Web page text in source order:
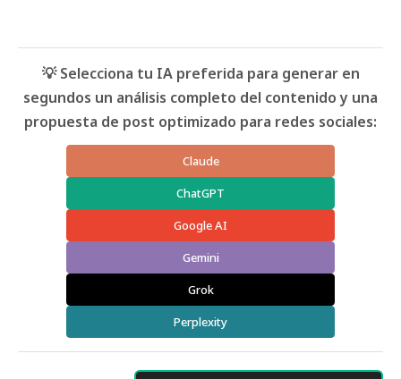
💡 Selecciona tu IA preferida para generar en
segundos un análisis completo del contenido y una
propuesta de post optimizado para redes sociales:
Claude
ChatGPT
Google AI
Gemini
Grok
Perplexity